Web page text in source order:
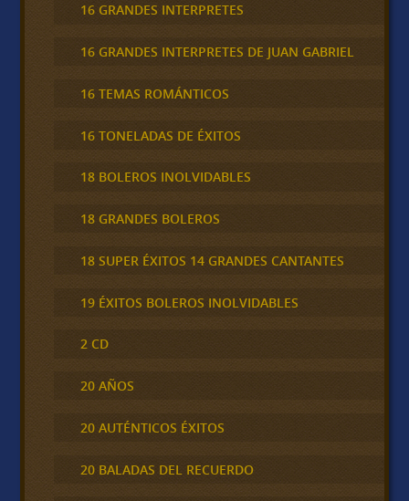
16 GRANDES INTERPRETES
16 GRANDES INTERPRETES DE JUAN GABRIEL
16 TEMAS ROMÁNTICOS
16 TONELADAS DE ÉXITOS
18 BOLEROS INOLVIDABLES
18 GRANDES BOLEROS
18 SUPER ÉXITOS 14 GRANDES CANTANTES
19 ÉXITOS BOLEROS INOLVIDABLES
2 CD
20 AÑOS
20 AUTÉNTICOS ÉXITOS
20 BALADAS DEL RECUERDO